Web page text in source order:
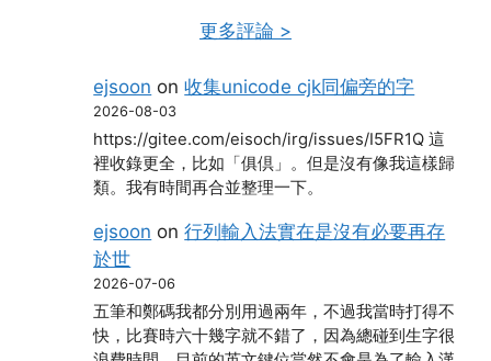
更多評論 >
ejsoon on收集unicode cjk同偏旁的字
2026-08-03
https://gitee.com/eisoch/irg/issues/I5FR1Q 這
裡收錄更全，比如「俱倶」。但是沒有像我這樣歸
類。我有時間再合並整理一下。
ejsoon on行列輸入法實在是沒有必要再存
於世
2026-07-06
五筆和鄭碼我都分別用過兩年，不過我當時打得不
快，比賽時六十幾字就不錯了，因為總碰到生字很